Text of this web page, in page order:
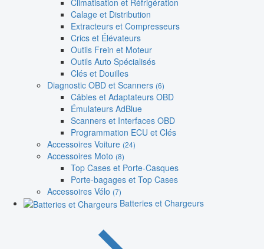
Calage et Distribution
Extracteurs et Compresseurs
Crics et Élévateurs
Outils Frein et Moteur
Outils Auto Spécialisés
Clés et Douilles
Diagnostic OBD et Scanners (6)
Câbles et Adaptateurs OBD
Émulateurs AdBlue
Scanners et Interfaces OBD
Programmation ECU et Clés
Accessoires Voiture (24)
Accessoires Moto (8)
Top Cases et Porte-Casques
Porte-bagages et Top Cases
Accessoires Vélo (7)
Batteries et Chargeurs